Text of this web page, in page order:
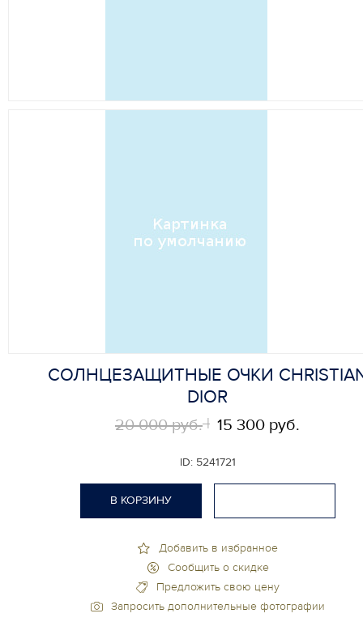
СОЛНЦЕЗАЩИТНЫЕ ОЧКИ
DIOR
ID: 5241721
20 000 руб. 15 300 руб.
Добавить в избранное
Сообщить о скидке
Предложить свою цену
Запросить дополнительные фотографии
В КОРЗИНУ